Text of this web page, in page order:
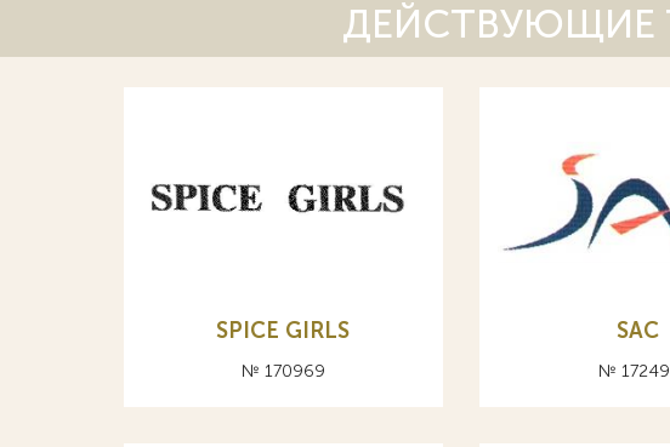
ДЕЙСТВУЮЩИЕ
SPICE GIRLS
№ 170969
SAC
№